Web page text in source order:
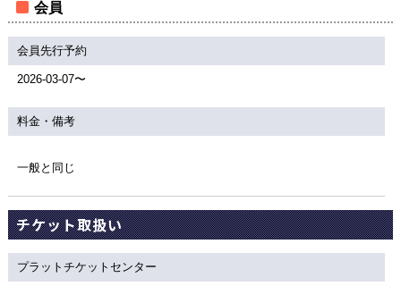
会員
会員先行予約
2026-03-07〜
料金・備考
一般と同じ
チケット取扱い
プラットチケットセンター